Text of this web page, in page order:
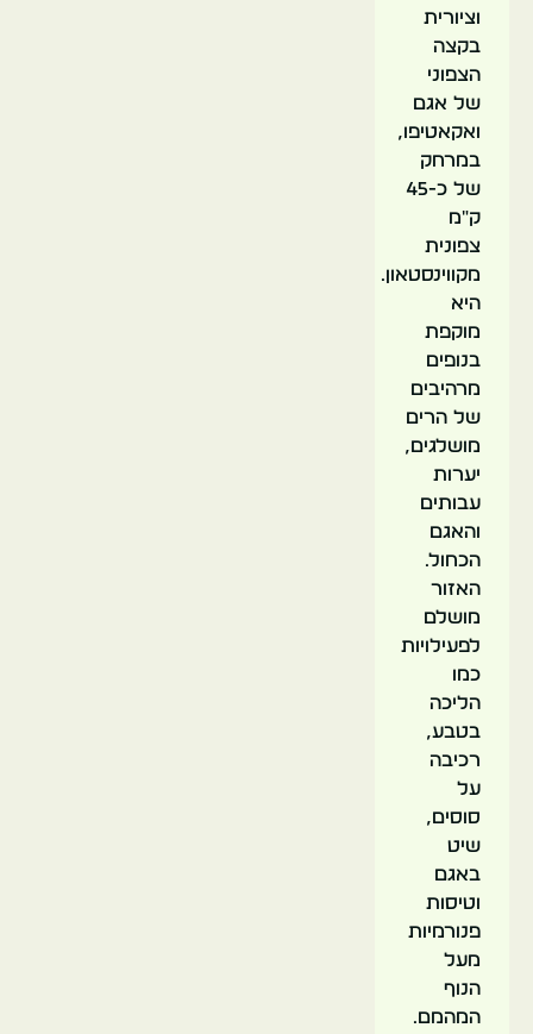
וציורית
בקצה
הצפוני
של אגם
ואקאטיפו,
במרחק
של כ-45
ק"מ
צפונית
מקווינסטאון.
היא
מוקפת
בנופים
מרהיבים
של הרים
מושלגים,
יערות
עבותים
והאגם
הכחול.
האזור
מושלם
לפעילויות
כמו
הליכה
בטבע,
רכיבה
על
סוסים,
שיט
באגם
וטיסות
פנורמיות
מעל
הנוף
המהמם.